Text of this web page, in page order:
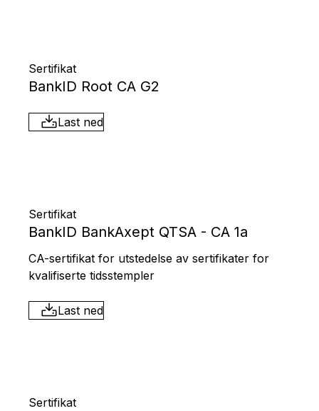
Sertifikat
BankID Root CA G2
Last ned
Sertifikat
BankID BankAxept QTSA - CA 1a
CA-sertifikat for utstedelse av sertifikater for
kvalifiserte tidsstempler
Last ned
Sertifikat